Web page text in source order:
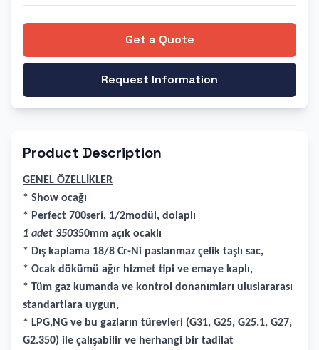
Get a Quote
Request Information
Product Description
GENEL ÖZELLİKLER
* Show ocağı
* Perfect 700seri, 1/2modül, dolaplı
1 adet 350350mm açık ocaklı
* Dış kaplama 18/8 Cr-Ni paslanmaz çelik taşlı sac,
* Ocak dökümü ağır hizmet tipi ve emaye kaplı,
* Tüm gaz kumanda ve kontrol donanımları uluslararası
standartlara uygun,
* LPG,NG ve bu gazların türevleri (G31, G25, G25.1, G27,
G2.350) ile çalışabilir ve herhangi bir tadilat